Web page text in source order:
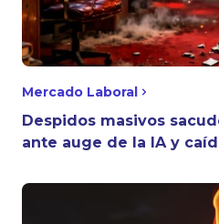
Mercado Laboral
Despidos masivos
ante auge de la IA y